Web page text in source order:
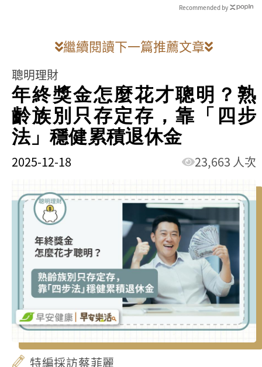
Recommended by
繼續閱讀下一篇推薦文章
聰明理財
年終獎金怎麼花才聰明？熟
齡族別只存定存，靠「四步
法」穩健累積退休金
2025-12-18 23,663 人次
特編採訪蔡菲麗